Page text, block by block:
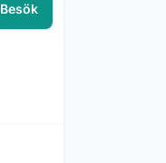
Besök